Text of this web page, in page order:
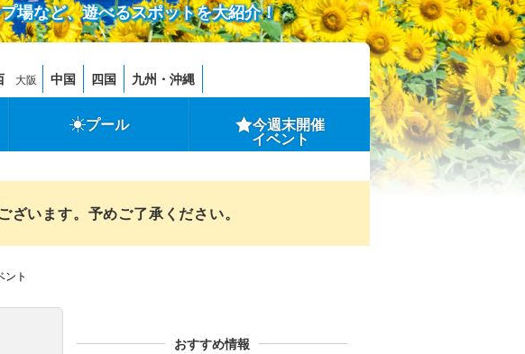
場など、遊べるスポットを大紹介！
大阪 中国 四国 九州・沖縄
プール 今週末開催
イベント
います。予めご了承ください。
ント
おすすめ情報